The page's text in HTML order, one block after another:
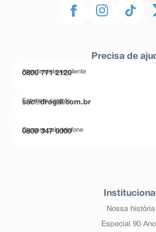
Precisa de
Atendimento ao cliente
0800 771 2120
Entre em contato
sac@drogal.com.br
Compre pelo telefone
0800 347 0000
Institucional
Nossa história
Especial 90